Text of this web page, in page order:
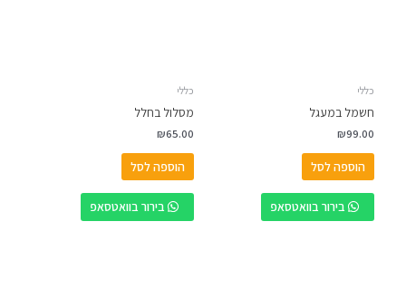
כללי
חשמל במעגל
₪99.00
הוספה לסל
בירור בוואטסאפ
כללי
מסלול בחלל
₪65.00
הוספה לסל
בירור בוואטסאפ